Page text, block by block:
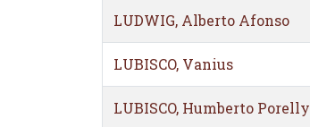
LUDWIG, Alberto Afonso
LUBISCO, Vanius
LUBISCO, Humberto Porelly